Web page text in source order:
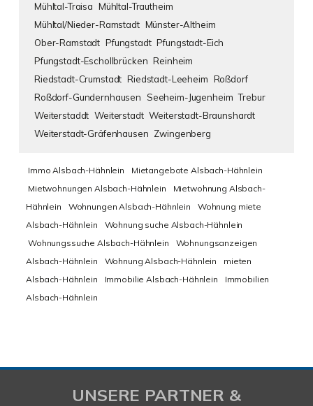
Mühltal-Traisa Mühltal-Trautheim
Mühltal/Nieder-Ramstadt Münster-Altheim
Ober-Ramstadt Pfungstadt Pfungstadt-Eich
Pfungstadt-Eschollbrücken Reinheim
Riedstadt-Crumstadt Riedstadt-Leeheim Roßdorf
Roßdorf-Gundernhausen Seeheim-Jugenheim Trebur
Weiterstaddt Weiterstadt Weiterstadt-Braunshardt
Weiterstadt-Gräfenhausen Zwingenberg
Immo Alsbach-Hähnlein
Mietangebote Alsbach-Hähnlein
Mietwohnungen Alsbach-Hähnlein
Mietwohnung Alsbach-
Hähnlein
Wohnungen Alsbach-Hähnlein
Wohnung miete
Alsbach-Hähnlein
Wohnung suche Alsbach-Hähnlein
Wohnungssuche Alsbach-Hähnlein
Wohnungsanzeigen
Alsbach-Hähnlein
Wohnung Alsbach-Hähnlein
mieten
Alsbach-Hähnlein
Immobilie Alsbach-Hähnlein
Immobilien
Alsbach-Hähnlein
UNSERE PARTNER &